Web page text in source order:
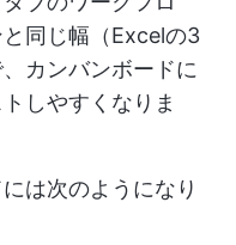
同じ幅（Excelの3
カンバンボードに
しやすくなりま
は次のようになり